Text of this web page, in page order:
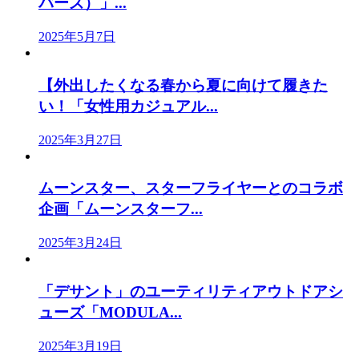
2025年5月7日
【外出したくなる春から夏に向けて履きた
い！「女性用カジュアル...
2025年3月27日
ムーンスター、スターフライヤーとのコラボ
企画「ムーンスターフ...
2025年3月24日
「デサント」のユーティリティアウトドアシ
ューズ「MODULA...
2025年3月19日